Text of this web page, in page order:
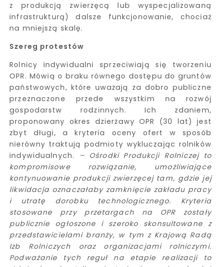
z produkcją zwierzęcą lub wyspecjalizowaną
infrastrukturą) dalsze funkcjonowanie, chociaż
na mniejszą skalę.
Szereg protestów
Rolnicy indywidualni sprzeciwiają się tworzeniu
OPR. Mówią o braku równego dostępu do gruntów
państwowych, które uważają za dobro publiczne
przeznaczone przede wszystkim na rozwój
gospodarstw rodzinnych. Ich zdaniem,
proponowany okres dzierżawy OPR (30 lat) jest
zbyt długi, a kryteria oceny ofert w sposób
nierówny traktują podmioty wykluczając rolników
indywidualnych.
– Ośrodki Produkcji Rolniczej to
kompromisowe rozwiązanie, umożliwiające
kontynuowanie produkcji zwierzęcej tam, gdzie jej
likwidacja oznaczałaby zamknięcie zakładu pracy
i utratę dorobku technologicznego. Kryteria
stosowane przy przetargach na OPR zostały
publicznie ogłoszone i szeroko skonsultowane z
przedstawicielami branży, w tym z Krajową Radą
Izb Rolniczych oraz organizacjami rolniczymi.
Podważanie tych reguł na etapie realizacji to